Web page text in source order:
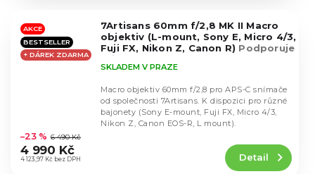
hvězdiček.
AKCE
BESTSELLER
+ DÁREK ZDARMA
7Artisans 60mm f/2,8 MK II Macro
objektiv (L-mount, Sony E, Micro 4/3,
Fuji FX, Nikon Z, Canon R) Podporuje
přiblížení 1:1
hodnocení
produktu
je
SKLADEM V PRAZE
4 123,97 Kč bez DPH
–23 % 6 490 Kč
4 990 Kč Detail
Macro objektiv 60mm f/2,8 pro APS-C snímače
od společnosti 7Artisans. K dispozici pro různé
bajonety (Sony E-mount, Fuji FX, Micro 4/3,
Nikon Z, Canon EOS-R, L mount).